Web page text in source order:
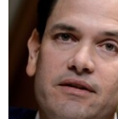
Learning English
СОЦИАЛЬНЫЕ СЕТИ